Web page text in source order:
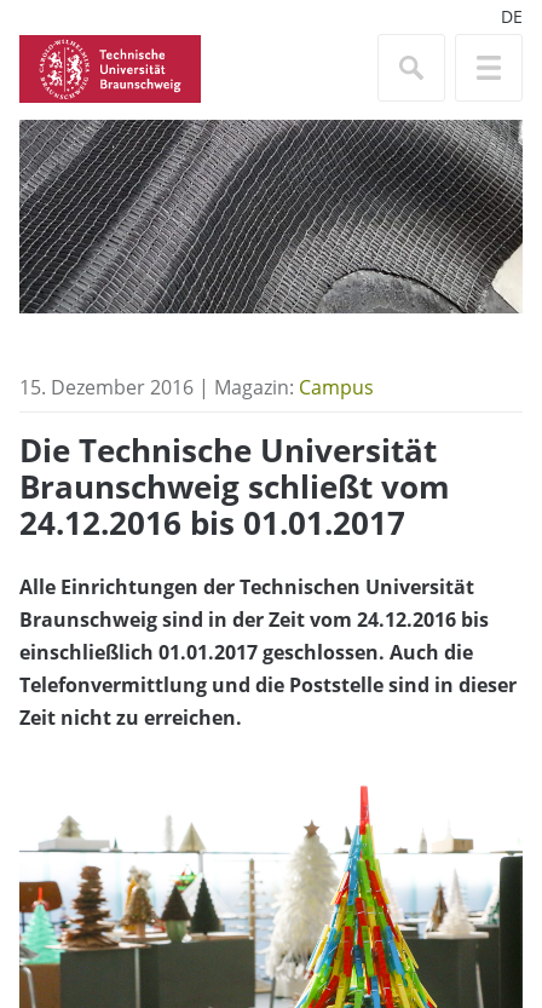
DE
15. Dezember 2016 | Magazin: Campus
Die Technische Universität
Braunschweig schließt vom
24.12.2016 bis 01.01.2017
Alle Einrichtungen der Technischen Universität
Braunschweig sind in der Zeit vom 24.12.2016 bis
einschließlich 01.01.2017 geschlossen. Auch die
Telefonvermittlung und die Poststelle sind in dieser
Zeit nicht zu erreichen.